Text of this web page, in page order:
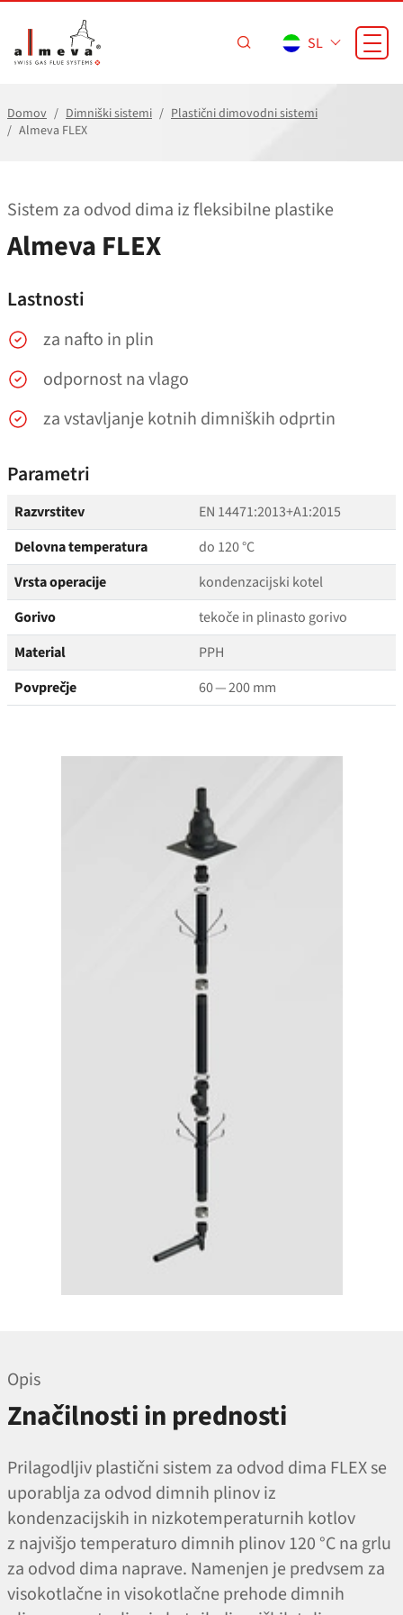
SL
Domov Dimniški sistemi
Plastični dimovodni sistemi
Almeva FLEX
Sistem za odvod dima iz fleksibilne plastike
Almeva FLEX
Lastnosti
za nafto in plin
odpornost na vlago
za vstavljanje kotnih dimniških odprtin
Parametri
Razvrstitev
EN 14471:2013+A1:2015
Delovna temperatura
do 120 °C
Vrsta operacije
kondenzacijski kotel
Gorivo
tekoče in plinasto gorivo
Material
PPH
Povprečje
60 — 200 mm
Opis
Značilnosti in prednosti
Prilagodljiv plastični sistem za odvod dima FLEX se
uporablja za odvod dimnih plinov iz
kondenzacijskih in nizkotemperaturnih kotlov
z najvišjo temperaturo dimnih plinov 120 °C na grlu
za odvod dima naprave. Namenjen je predvsem za
visokotlačne in visokotlačne prehode dimnih